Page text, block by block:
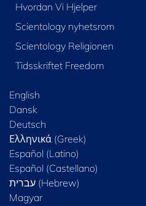
Hvordan Vi Hjelper
Scientology nyhetsrom
Scientology Religionen
Tidsskriftet Freedom
English
Dansk
Deutsch
Ελληνικά (Greek)
Español (Latino)
Español (Castellano)
Magyar